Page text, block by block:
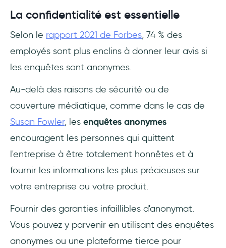
La confidentialité est essentielle
Selon le rapport 2021 de Forbes, 74 % des
employés sont plus enclins à donner leur avis si
les enquêtes sont anonymes.
Au-delà des raisons de sécurité ou de
couverture médiatique, comme dans le cas de
Susan Fowler, les enquêtes anonymes
encouragent les personnes qui quittent
l'entreprise à être totalement honnêtes et à
fournir les informations les plus précieuses sur
votre entreprise ou votre produit.
Fournir des garanties infaillibles d'anonymat.
Vous pouvez y parvenir en utilisant des enquêtes
anonymes ou une plateforme tierce pour